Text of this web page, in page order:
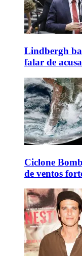
Lindbergh
falar de
Ciclone
de ventos